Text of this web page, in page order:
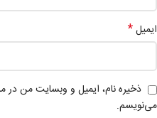
ایمیل*
ذخیره نام، ایمیل و وبسایت من در
می‌نویسم.